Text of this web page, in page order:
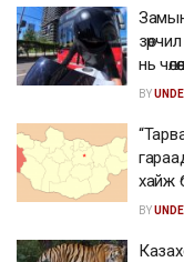
Замын
нь
BY
хайж
BY